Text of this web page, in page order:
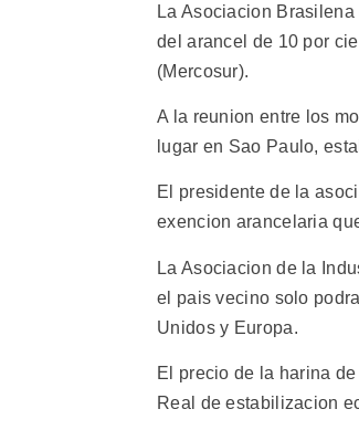
La Asociacion
del arancel de 10 por
(Mercosur).
A la reunion entre los
lugar en Sao Paulo,
El presidente de la
exencion arancelaria
La Asociacion de la
el pais vecino solo
Unidos y Europa.
El precio de la harina
Real de estabilizacion